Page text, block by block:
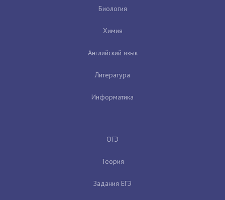
Биология
Химия
Английский язык
Литература
Информатика
ОГЭ
Теория
Задания ЕГЭ